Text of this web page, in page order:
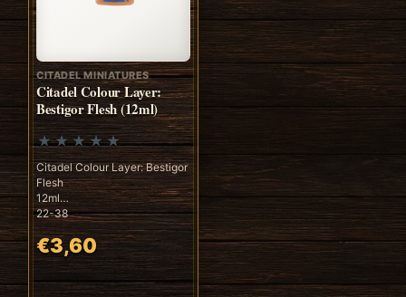
CITADEL MINIATURES
Citadel Colour Layer:
Bestigor Flesh (12ml)
Citadel Colour Layer: Bestigor
Flesh
12ml
22-38
€3,60